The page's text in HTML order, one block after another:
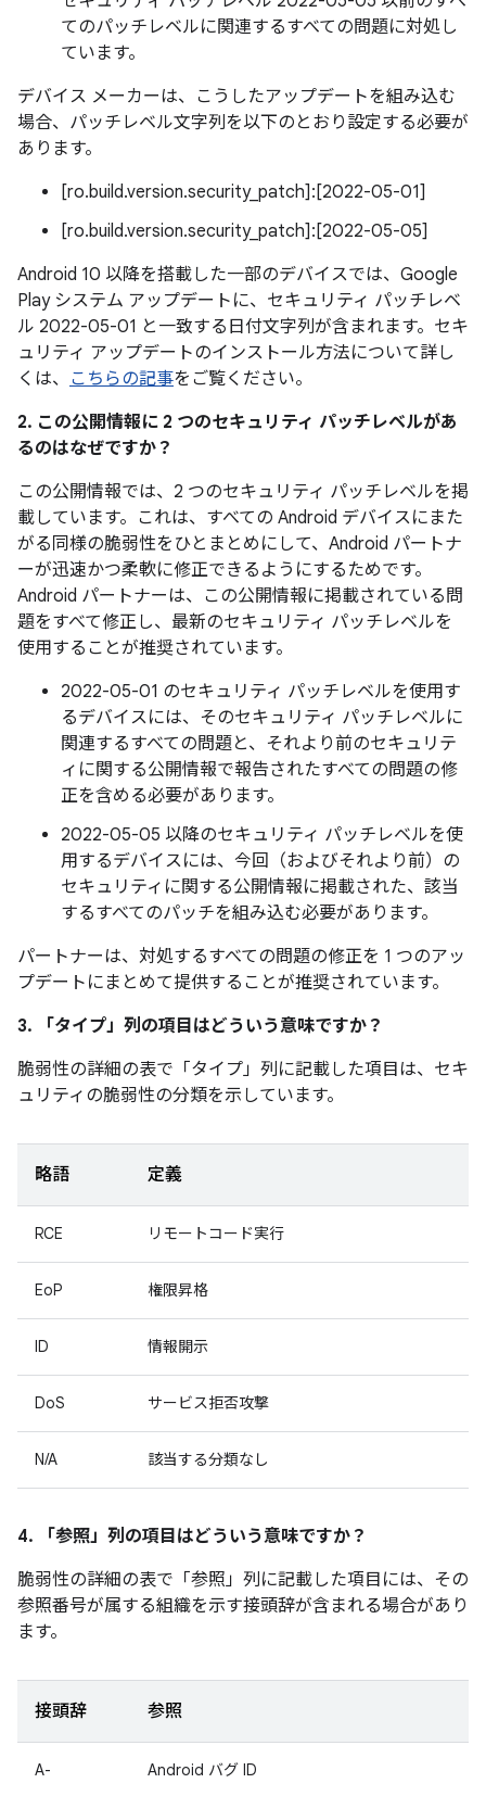
てのパッチレベルに関連するすべての問題に対処し
ています。
デバイス メーカーは、こうしたアップデートを組み込む
場合、パッチレベル文字列を以下のとおり設定する必要が
あります。
[ro.build.version.security_patch]:[2022-05-01]
[ro.build.version.security_patch]:[2022-05-05]
Android 10 以降を搭載した一部のデバイスでは、Google
Play システム アップデートに、セキュリティ パッチレベ
ル 2022-05-01 と一致する日付文字列が含まれます。セキ
ュリティ アップデートのインストール方法について詳し
くは、 こちらの記事をご覧ください。
2. この公開情報に 2 つのセキュリティ パッチレベルがあ
るのはなぜですか？
この公開情報では、2 つのセキュリティ パッチレベルを掲
載しています。これは、すべての Android デバイスにまた
がる同様の脆弱性をひとまとめにして、Android パートナ
ーが迅速かつ柔軟に修正できるようにするためです。
Android パートナーは、この公開情報に掲載されている問
題をすべて修正し、最新のセキュリティ パッチレベルを
使用することが推奨されています。
2022-05-01 のセキュリティ パッチレベルを使用す
るデバイスには、そのセキュリティ パッチレベルに
関連するすべての問題と、それより前のセキュリテ
ィに関する公開情報で報告されたすべての問題の修
正を含める必要があります。
2022-05-05 以降のセキュリティ パッチレベルを使
用するデバイスには、今回（およびそれより前）の
セキュリティに関する公開情報に掲載された、該当
するすべてのパッチを組み込む必要があります。
パートナーは、対処するすべての問題の修正を 1 つのアッ
プデートにまとめて提供することが推奨されています。
3. 「タイプ」 列の項目はどういう意味ですか？
脆弱性の詳細の表で「タイプ」 列に記載した項目は、セキ
ュリティの脆弱性の分類を示しています。
略語 定義
RCE リモートコード実行
EoP 権限昇格
ID 情報開示
DoS サービス拒否攻撃
N/A 該当する分類なし
4. 「参照」 列の項目はどういう意味ですか？
脆弱性の詳細の表で「参照」 列に記載した項目には、その
参照番号が属する組織を示す接頭辞が含まれる場合があり
ます。
接頭辞 参照
A- Android バグ ID